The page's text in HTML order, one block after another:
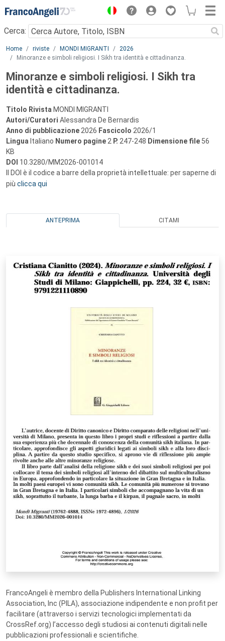
Menu
Cerca:
Main content
Home riviste MONDI MIGRANTI
2026
Minoranze e simboli religiosi. I Sikh tra identità e cittadinanza.
Minoranze e simboli religiosi. I Sikh tra
identità e cittadinanza.
Titolo Rivista MONDI MIGRANTI
Autori/Curatori Alessandra De Bernardis
Anno di pubblicazione 2026 Fascicolo 2026/1
Lingua Italiano Numero pagine 2 P. 247-248 Dimensione file 56
KB
DOI 10.3280/MM2026-001014
Il DOI è il codice a barre della proprietà intellettuale: per saperne di
più clicca qui
ANTEPRIMA CITAMI
FrancoAngeli è membro della Publishers International Linking
Association, Inc (PILA), associazione indipendente e non profit per
facilitare (attraverso i servizi tecnologici implementati da
CrossRef.org) l’accesso degli studiosi ai contenuti digitali nelle
pubblicazioni professionali e scientifiche.